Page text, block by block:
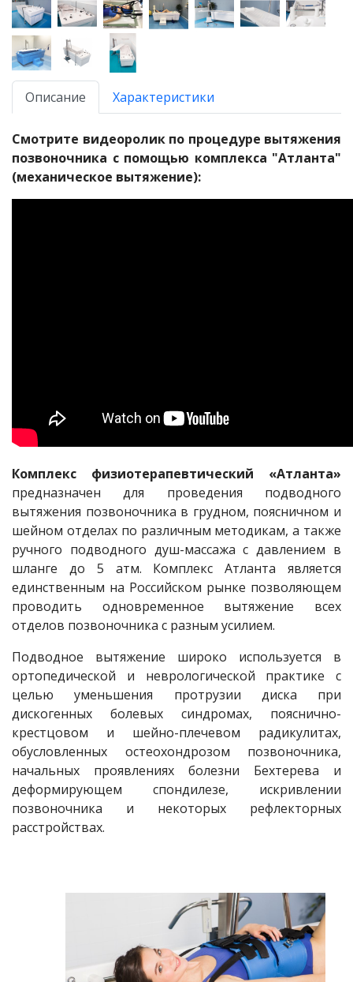
Описание Характеристики
Смотрите видеоролик по процедуре вытяжения
позвоночника с помощью комплекса "Атланта"
(механическое вытяжение):
Комплекс физиотерапевтический «Атланта»
предназначен для проведения подводного
вытяжения позвоночника в грудном, поясничном и
шейном отделах по различным методикам, а также
ручного подводного душ-массажа с давлением в
шланге до 5 атм. Комплекс Атланта является
единственным на Российском рынке позволяющем
проводить одновременное вытяжение всех
отделов позвоночника с разным усилием.
Подводное вытяжение широко используется в
ортопедической и неврологической практике с
целью уменьшения протрузии диска при
дискогенных болевых синдромах, пояснично-
крестцовом и шейно-плечевом радикулитах,
обусловленных остеохондрозом позвоночника,
начальных проявлениях болезни Бехтерева и
деформирующем спондилезе, искривлении
позвоночника и некоторых рефлекторных
расстройствах.